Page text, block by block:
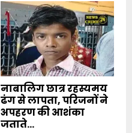
नाबालिग छात्र रहस्यमय
ढंग से लापता, परिजनों ने
अपहरण की आशंका
जताते...